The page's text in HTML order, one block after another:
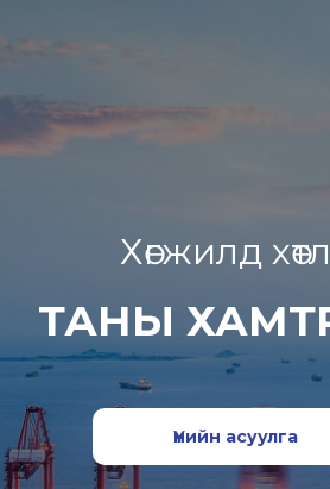
Хөгжилд
ТАНЫ
Үнийн асуулга